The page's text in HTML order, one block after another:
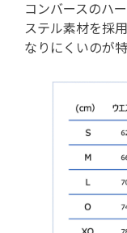
コンバースのハ
ステル素材を採
なりにくいのが